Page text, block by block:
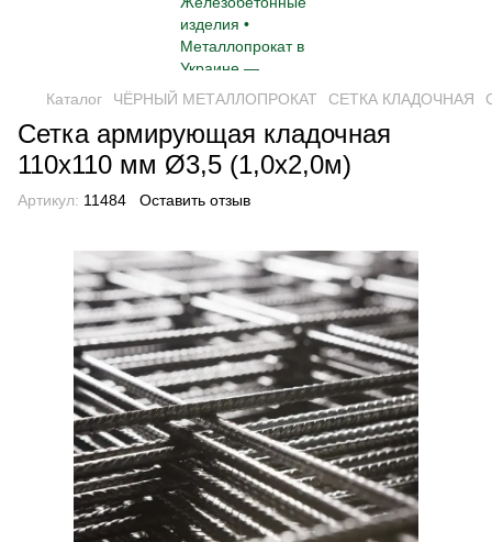
Каталог ЧЁРНЫЙ МЕТАЛЛОПРОКАТ СЕТКА КЛАДОЧНАЯ
Сетка армирующая кладочная
110х110 мм Ø3,5 (1,0х2,0м)
Артикул: 11484 Оставить отзыв